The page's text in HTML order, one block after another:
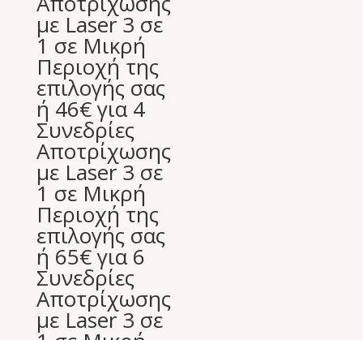
με Laser 3 σε
1 σε Μικρή
Περιοχή της
επιλογής σας
ή 46€ για 4
Συνεδρίες
Αποτρίχωσης
με Laser 3 σε
1 σε Μικρή
Περιοχή της
επιλογής σας
ή 65€ για 6
Συνεδρίες
Αποτρίχωσης
με Laser 3 σε